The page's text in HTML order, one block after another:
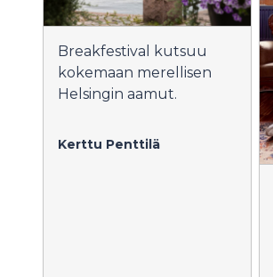
Breakfestival kutsuu
kokemaan merellisen
Helsingin aamut.
Kerttu Penttilä